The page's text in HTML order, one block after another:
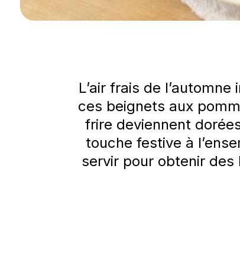
L’air frais de
ces beignets aux
frire deviennent
touche festive à
servir pour obtenir des